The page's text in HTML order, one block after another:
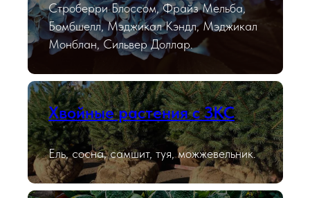
Строберри Блоссом, Фрайз Мельба,
Бомбшелл, Мэджикал Кэндл, Мэджикал
Монблан, Сильвер Доллар.
Хвойные растения с ЗКС
Ель, сосна, самшит, туя, можжевельник.